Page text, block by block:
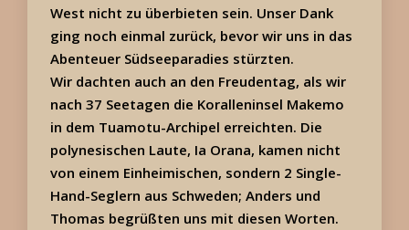
West nicht zu überbieten sein. Unser Dank
ging noch einmal zurück, bevor wir uns in das
Abenteuer Südseeparadies stürzten.
Wir dachten auch an den Freudentag, als wir
nach 37 Seetagen die Koralleninsel Makemo
in dem Tuamotu-Archipel erreichten. Die
polynesischen Laute, Ia Orana, kamen nicht
von einem Einheimischen, sondern 2 Single-
Hand-Seglern aus Schweden; Anders und
Thomas begrüßten uns mit diesen Worten.